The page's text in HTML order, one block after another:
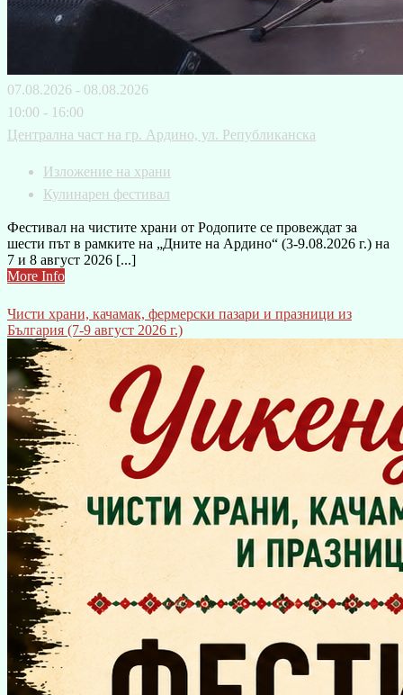
07.08.2026 - 08.08.2026
10:00 - 16:00
Централна част на гр. Ардино, ул. Републиканска
Изложение на храни
Кулинарен фестивал
Фестивал на чистите храни от Родопите се провеждат за
шести път в рамките на „Дните на Ардино“ (3-9.08.2026 г.) на
7 и 8 август 2026 [...]
More Info
Чисти храни, качамак, фермерски пазари и празници из
България (7-9 август 2026 г.)